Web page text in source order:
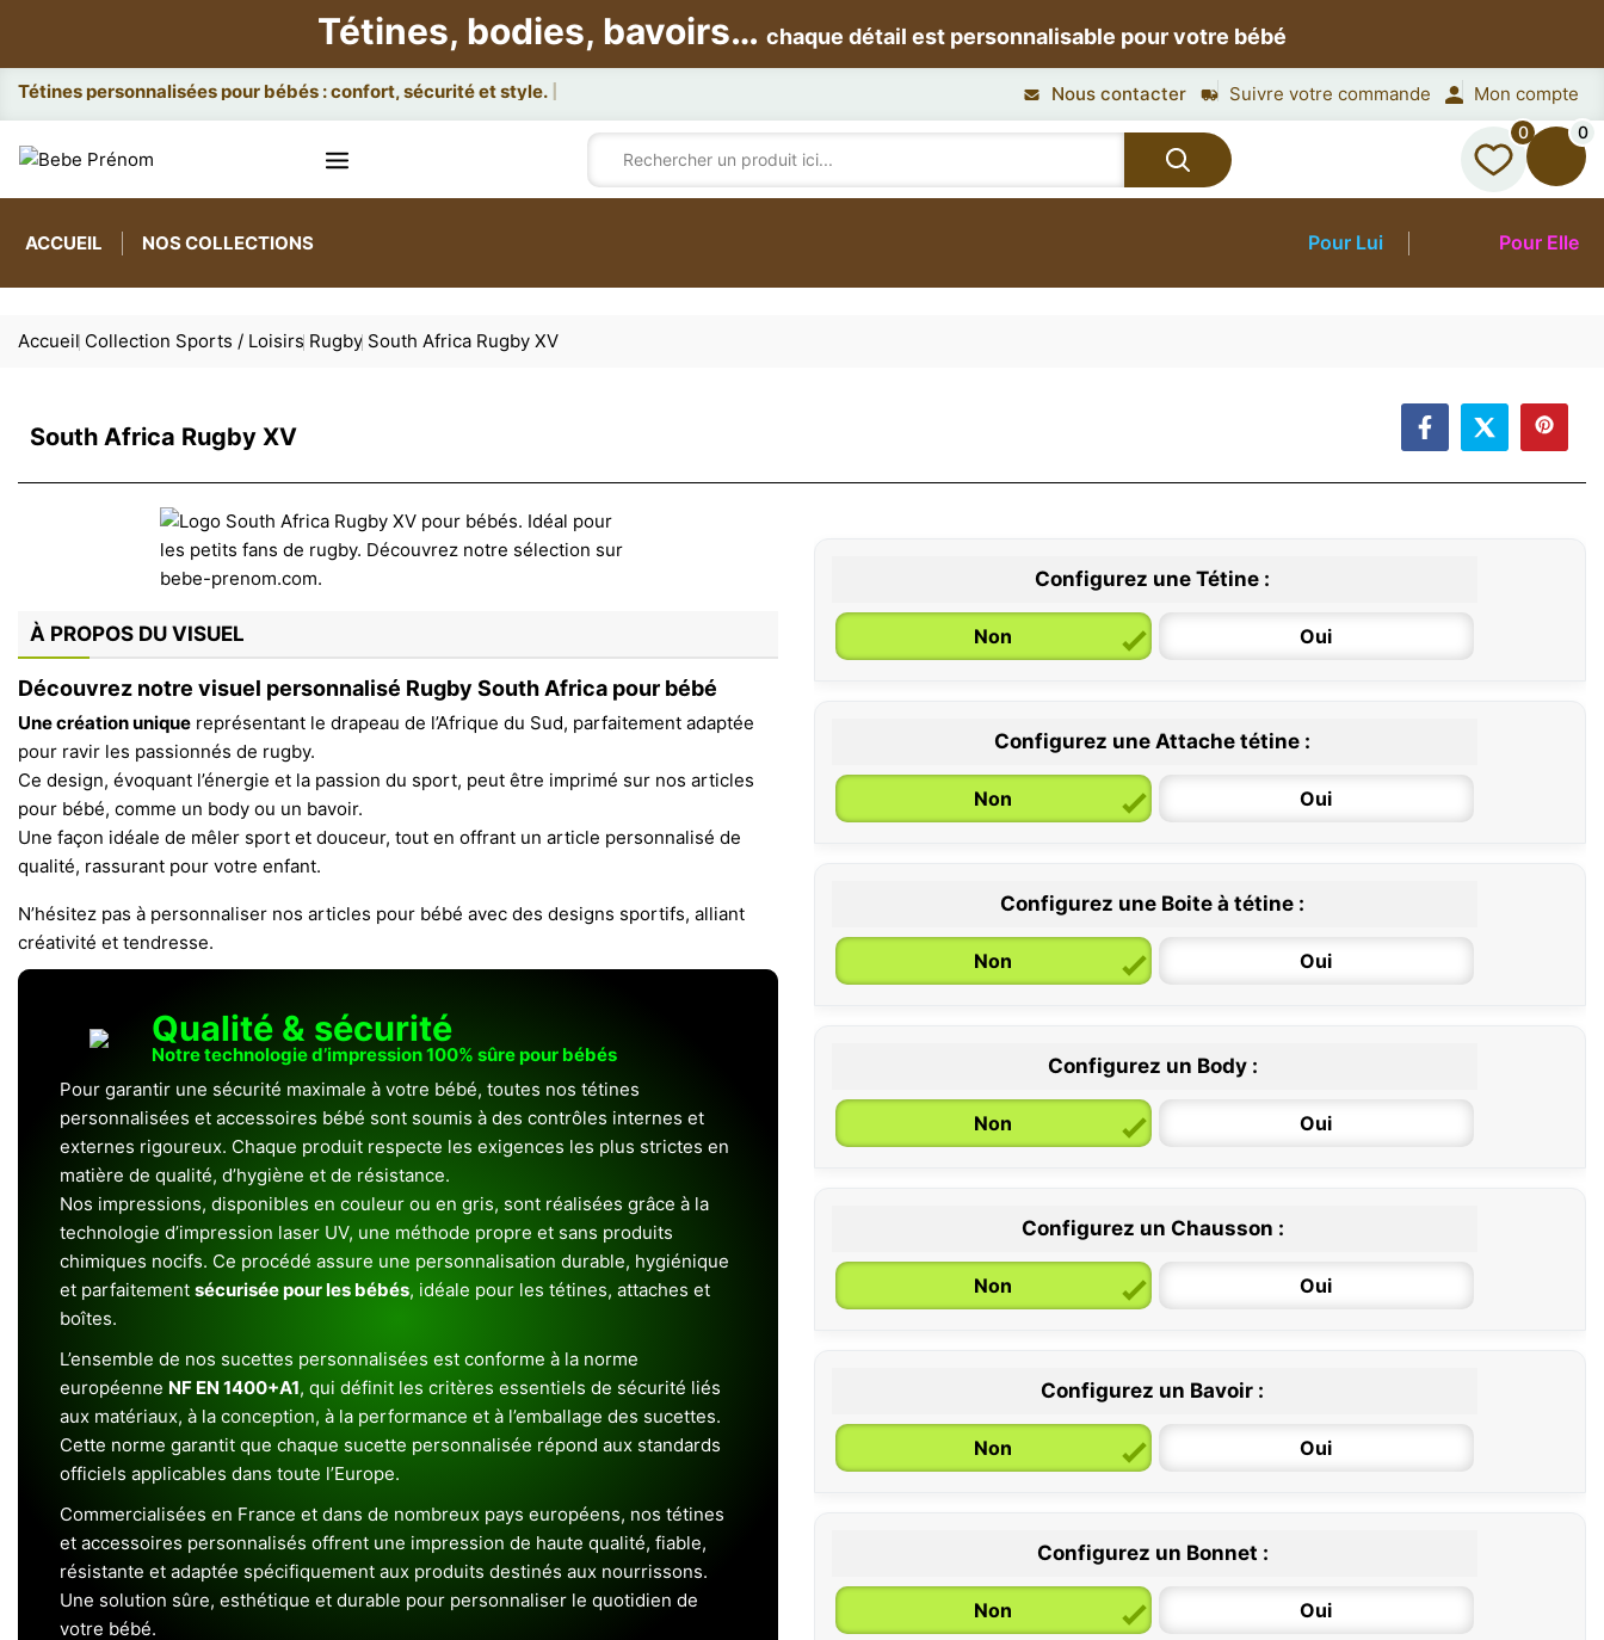
Tétines, bodies, bavoirs… chaque détail est personnalisable pour votre bébé
Attac Nous contacter Suivre votre commande Mon compte
0 0
ACCUEIL NOS COLLECTIONS Pour Lui Pour Elle
Accueil Collection Sports / Loisirs Rugby South Africa Rugby XV
South Africa Rugby XV
À PROPOS DU VISUEL
Découvrez notre visuel personnalisé Rugby South Africa pour bébé
Une création unique représentant le drapeau de l’Afrique du Sud, parfaitement adaptée
pour ravir les passionnés de rugby.
Ce design, évoquant l’énergie et la passion du sport, peut être imprimé sur nos articles
pour bébé, comme un body ou un bavoir.
Une façon idéale de mêler sport et douceur, tout en offrant un article personnalisé de
qualité, rassurant pour votre enfant.
N’hésitez pas à personnaliser nos articles pour bébé avec des designs sportifs, alliant
créativité et tendresse.
Qualité & sécurité
Notre technologie d’impression 100% sûre pour bébés
Pour garantir une sécurité maximale à votre bébé, toutes nos tétines
personnalisées et accessoires bébé sont soumis à des contrôles internes et
externes rigoureux. Chaque produit respecte les exigences les plus strictes en
matière de qualité, d’hygiène et de résistance.
Nos impressions, disponibles en couleur ou en gris, sont réalisées grâce à la
technologie d’impression laser UV, une méthode propre et sans produits
chimiques nocifs. Ce procédé assure une personnalisation durable, hygiénique
et parfaitement sécurisée pour les bébés, idéale pour les tétines, attaches et
boîtes.
L’ensemble de nos sucettes personnalisées est conforme à la norme
européenne NF EN 1400+A1, qui définit les critères essentiels de sécurité liés
aux matériaux, à la conception, à la performance et à l’emballage des sucettes.
Cette norme garantit que chaque sucette personnalisée répond aux standards
officiels applicables dans toute l’Europe.
Commercialisées en France et dans de nombreux pays européens, nos tétines
et accessoires personnalisés offrent une impression de haute qualité, fiable,
résistante et adaptée spécifiquement aux produits destinés aux nourrissons.
Une solution sûre, esthétique et durable pour personnaliser le quotidien de
votre bébé.
Configurez une Tétine :
Non Oui
0 / 6 mois
Configurez une Attache tétine :
Non Oui
Configurez une Boite à tétine :
Non Oui
Configurez un Body :
Non Oui
6 / 12 mois
Configurez un Chausson :
Non Oui
Configurez un Bavoir :
Non Oui
Configurez un Bonnet :
Non Oui